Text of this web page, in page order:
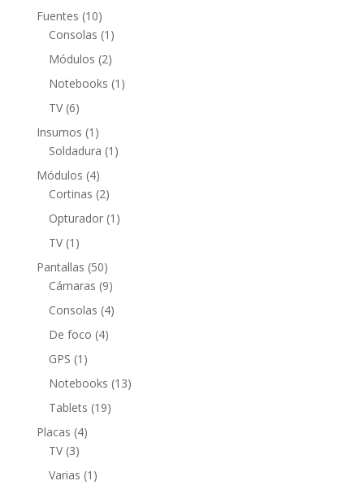
productos
Fuentes 1010
productos
Consolas 1 1
producto
Módulos 22
productos
Notebooks 1 1
TV 66
productos
Insumos 1 1
producto
Soldadura 1 1
Módulos 44
productos
Cortinas 22
productos
Opturador 1 1
TV 1 1
producto
Pantallas 5050
productos
Cámaras 99
productos
Consolas 44
De foco 44
GPS 1 1
producto
Notebooks 1313
Tablets 1919
Placas 44
TV 33
productos
Varias 1 1